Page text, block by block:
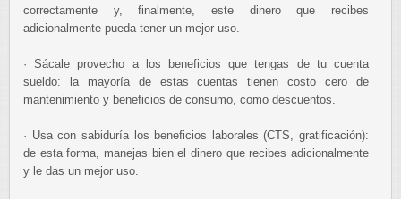
correctamente y, finalmente, este dinero que recibes
adicionalmente pueda tener un mejor uso.
· Sácale provecho a los beneficios que tengas de tu cuenta
sueldo: la mayoría de estas cuentas tienen costo cero de
mantenimiento y beneficios de consumo, como descuentos.
· Usa con sabiduría los beneficios laborales (CTS, gratificación):
de esta forma, manejas bien el dinero que recibes adicionalmente
y le das un mejor uso.